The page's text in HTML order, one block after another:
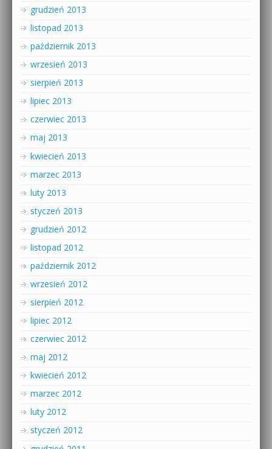
grudzień 2013
listopad 2013
październik 2013
wrzesień 2013
sierpień 2013
lipiec 2013
czerwiec 2013
maj 2013
kwiecień 2013
marzec 2013
luty 2013
styczeń 2013
grudzień 2012
listopad 2012
październik 2012
wrzesień 2012
sierpień 2012
lipiec 2012
czerwiec 2012
maj 2012
kwiecień 2012
marzec 2012
luty 2012
styczeń 2012